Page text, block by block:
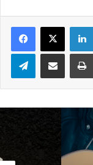
TelegramPartager par e-mail